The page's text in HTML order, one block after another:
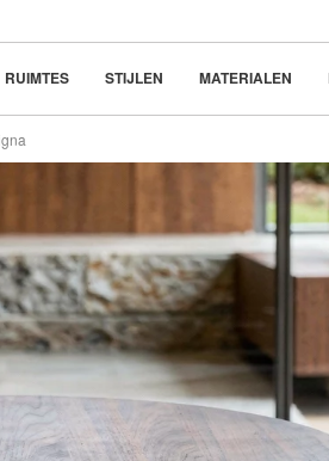
RUIMTES STIJLEN MATERIALEN